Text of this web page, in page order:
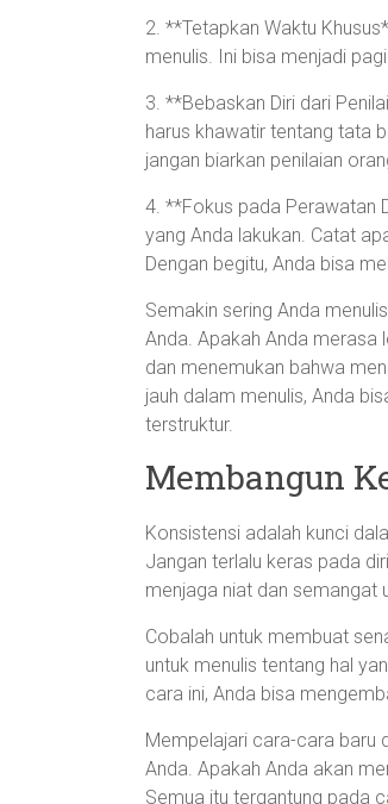
2. **Tetapkan Waktu
menulis. Ini bisa menjadi
3. **Bebaskan Diri dari
harus khawatir tentang tata
jangan biarkan penilaian
4. **Fokus pada Perawatan
yang Anda lakukan. Catat
Dengan begitu, Anda bisa
Semakin sering Anda
Anda. Apakah Anda merasa
dan menemukan bahwa
jauh dalam menulis, Anda
terstruktur.
Membangun
Konsistensi adalah kunci
Jangan terlalu keras pada
menjaga niat dan semangat
Cobalah untuk membuat
untuk menulis tentang hal
cara ini, Anda bisa
Mempelajari cara-cara baru
Anda. Apakah Anda akan
Semua itu tergantung pada